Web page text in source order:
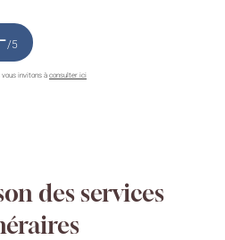
/5
vous invitons à consulter ici
des services